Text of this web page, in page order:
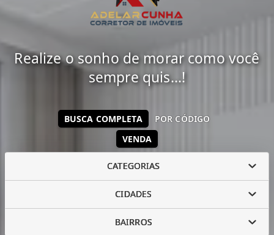
Realize o sonho de morar como você
sempre quis...!
VENDA
BUSCA COMPLETA POR CÓDIGO
CATEGORIAS
CIDADES
BAIRROS